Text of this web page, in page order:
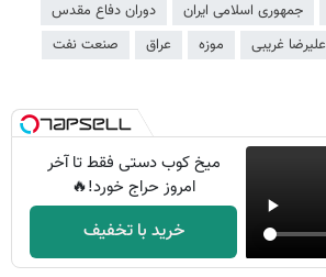
جمهوری اسلامی ایران
دوران دفاع مقدس
علیرضا غریبی موزه عراق صنعت نفت
میخ کوب دستی فقط تا آخر
امروز حراج خورد!🔥
خرید با تخفیف